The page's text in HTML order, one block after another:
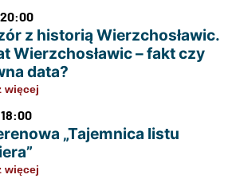
z historią Wierzchosławic.
Wierzchosławic – fakt czy
data?
więcej
„Tajemnica listu
więcej